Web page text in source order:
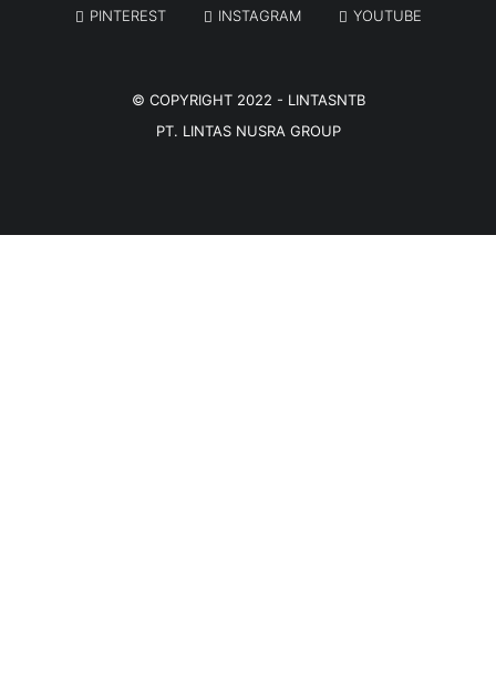
PINTEREST
INSTAGRAM YOUTUBE
© COPYRIGHT 2022 - LINTASNTB
PT. LINTAS NUSRA GROUP